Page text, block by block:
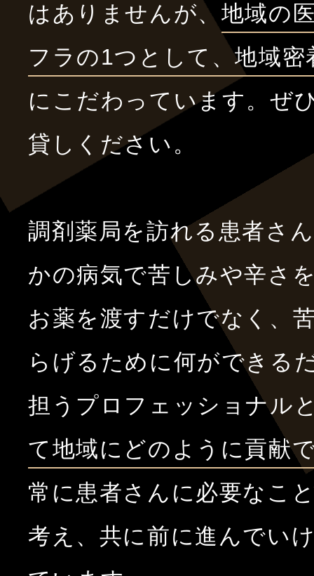
はありませんが、 地域の
フラの1つとして、地域密
にこだわっています。ぜ
貸しください。
調剤薬局を訪れる患者さ
かの病気で苦しみや辛さ
お薬を渡すだけでなく、
らげるために何ができる
担うプロフェッショナル
て地域にどのように貢献
常に患者さんに必要なこ
考え、共に前に進んでい